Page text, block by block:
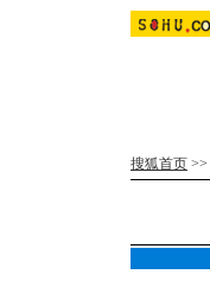
搜狐首页 >>